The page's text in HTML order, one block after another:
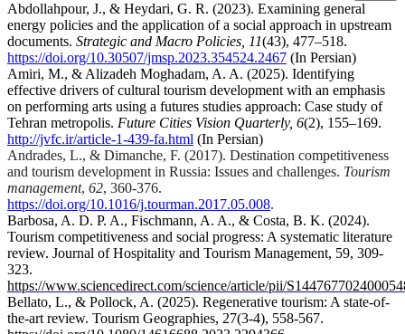
Abdollahpour, J., & Heydari, G. R. (2023). Examining general
energy policies and the application of a social approach in upstream
documents. Strategic and Macro Policies, 11(43), 477–518.
https://doi.org/10.30507/jmsp.2023.354524.2467 (In Persian)
Amiri, M., & Alizadeh Moghadam, A. A. (2025). Identifying
effective drivers of cultural tourism development with an emphasis
on performing arts using a futures studies approach: Case study of
Tehran metropolis. Future Cities Vision Quarterly, 6(2), 155–169.
http://jvfc.ir/article-1-439-fa.html (In Persian)
Andrades, L., & Dimanche, F. (2017). Destination competitiveness
and tourism development in Russia: Issues and challenges. Tourism
management, 62, 360-376.
https://doi.org/10.1016/j.tourman.2017.05.008.
Barbosa, A. D. P. A., Fischmann, A. A., & Costa, B. K. (2024).
Tourism competitiveness and social progress: A systematic literature
review. Journal of Hospitality and Tourism Management, 59, 309-
323.
https://www.sciencedirect.com/science/article/pii/
Bellato, L., & Pollock, A. (2025). Regenerative tourism: A state-of-
the-art review. Tourism Geographies, 27(3-4), 558-567.